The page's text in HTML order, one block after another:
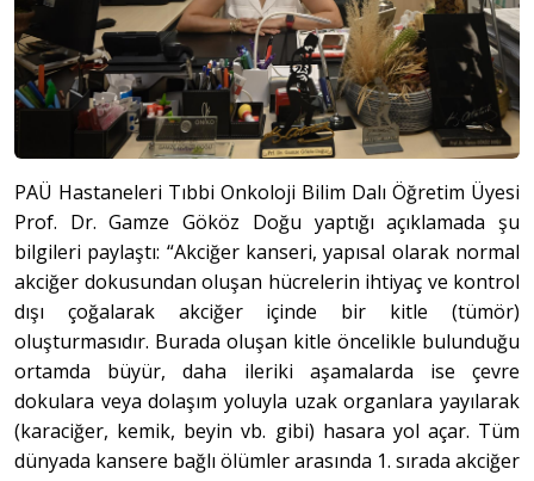
PAÜ Hastaneleri Tıbbi Onkoloji Bilim Dalı Öğretim Üyesi
Prof. Dr. Gamze Gököz Doğu yaptığı açıklamada şu
bilgileri paylaştı: “Akciğer kanseri, yapısal olarak normal
akciğer dokusundan oluşan hücrelerin ihtiyaç ve kontrol
dışı çoğalarak akciğer içinde bir kitle (tümör)
oluşturmasıdır. Burada oluşan kitle öncelikle bulunduğu
ortamda büyür, daha ileriki aşamalarda ise çevre
dokulara veya dolaşım yoluyla uzak organlara yayılarak
(karaciğer, kemik, beyin vb. gibi) hasara yol açar. Tüm
dünyada kansere bağlı ölümler arasında 1. sırada akciğer